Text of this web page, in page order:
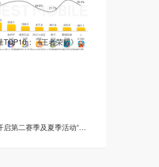
中国手机游戏用户量TOP10：《王者荣耀》稳坐第一
《黑色沙漠》手游开启第二赛季及夏季活动“龙宫”